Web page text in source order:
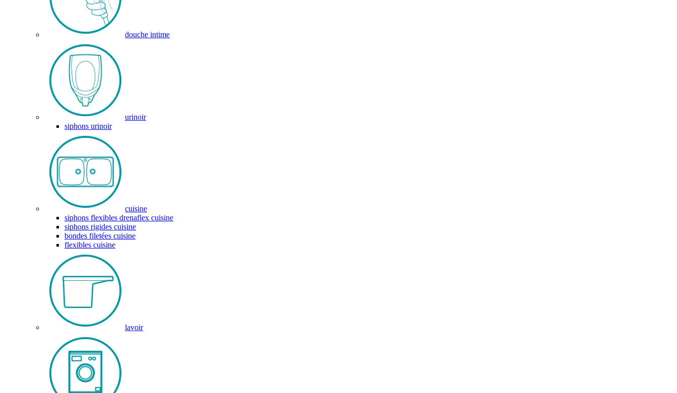
douche intime
urinoir
siphons urinoir
cuisine
siphons flexibles drenaflex cuisine
siphons rigides cuisine
bondes filetées cuisine
flexibles cuisine
lavoir